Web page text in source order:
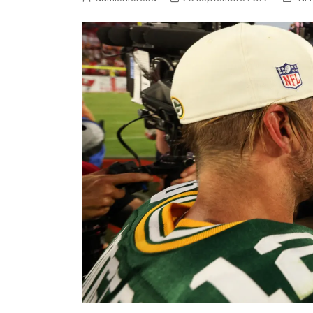
NFL – Power Rankings
Pronostics et paris NFL
Histoire et Légendes